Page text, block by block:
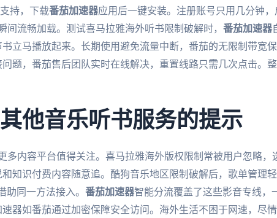
持，下载番茄加速器应用后一键安装。注册账号只用几分钟
间流畅加载。测试喜马拉雅海外听书限制破解时， 番茄加速器
立马播放起来。长期使用避免流量中断，番茄的无限制带宽
题，番茄售后团队实时在线解决，重置线路只需几次点击。
他音乐听书服务的提示
多内容平台值得关注。喜马拉雅海外版权限制常被用户忽略，
知识付费内容随意追。酷狗音乐地区限制破解后，歌单管理
助同一方法接入。 番茄加速器智能分流覆盖了这些影音专线，
器如番茄通过加密保障安全访问。海外生活不困于网速，尽情